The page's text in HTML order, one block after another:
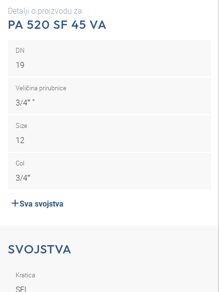
Detalji o proizvodu za
PA 520 SF 45 VA
DN
19
Veličina prirubnice
3/4″ "
Size
12
Col
3/4″
Sva svojstva
SVOJSTVA
Kratica
SFL